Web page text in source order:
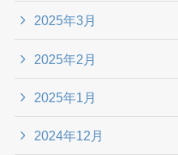
2025年3月
2025年2月
2025年1月
2024年12月